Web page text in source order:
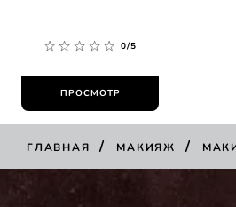
0/5
ПРОСМОТР
ГЛАВНАЯ / МАКИЯЖ /